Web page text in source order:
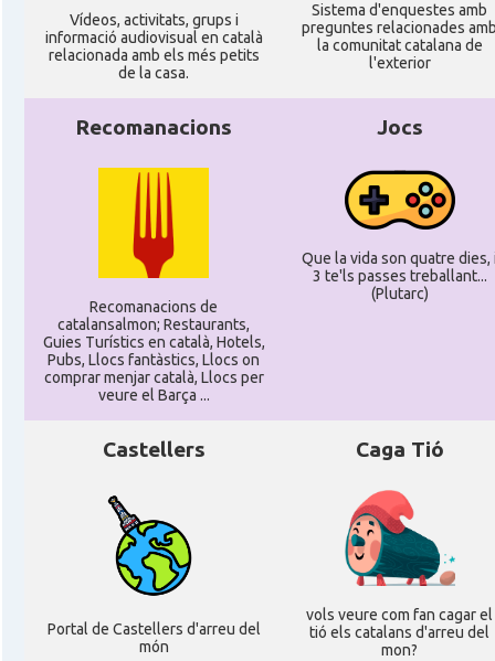
Ví­deos, activitats, grups i
informació audiovisual en català
relacionada amb els més petits
de la casa.
Sistema d'enquestes amb
preguntes relacionades
la comunitat catalana de
l'exterior
Recomanacions
Recomanacions de
catalansalmon; Restaurants,
Guies Turístics en català, Hotels,
Pubs, Llocs fantàstics, Llocs on
comprar menjar català, Llocs per
veure el Barça ...
Jocs
Que la vida son quatre dies,
3 te'ls passes treballant...
(Plutarc)
Castellers
Portal de Castellers d'arreu del
món
Caga Tió
vols veure com fan cagar el
tió els catalans d'arreu del
mon?